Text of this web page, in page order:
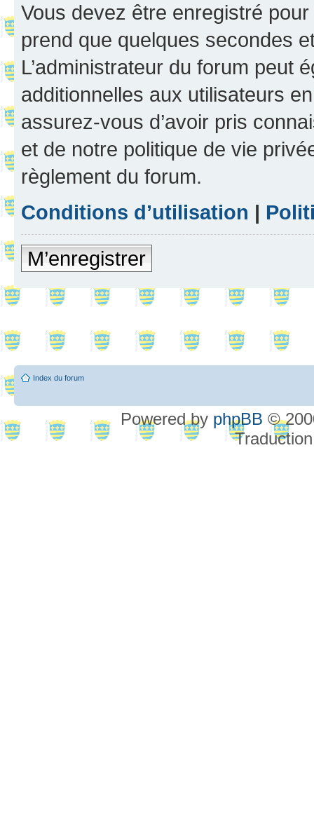
Vous devez être enregistré
prend que quelques secondes
L’administrateur du forum peut
additionnelles aux utilisateurs
assurez-vous d’avoir pris
et de notre politique de vie
règlement du forum.
Conditions d’utilisation |
M’enregistrer
Index du forum
Powered by phpBB ©